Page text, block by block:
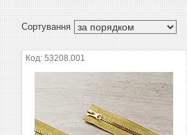
53208.001